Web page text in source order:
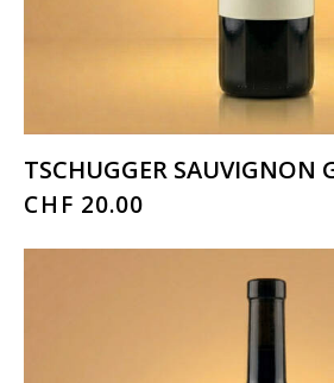
TSCHUGGER SAUVIGNON
CHF 20.00